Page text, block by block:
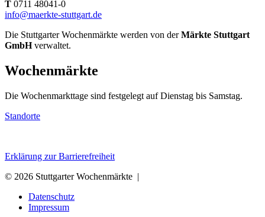
T 0711 48041-0
info@maerkte-stuttgart.de
Die Stuttgarter Wochenmärkte werden von derMärkte Stuttgart
GmbHverwaltet.
Wochenmärkte
Die Wochenmarkttage sind festgelegt auf Dienstag bis Samstag.
Standorte
Erklärung zur Barrierefreiheit
© 2026 Stuttgarter Wochenmärkte |
Datenschutz
Impressum